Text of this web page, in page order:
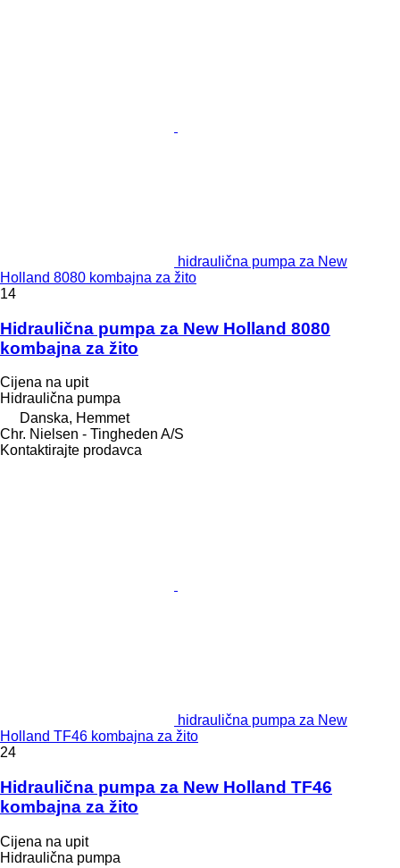
hidraulična pumpa za New
Holland 8080 kombajna za žito
14
Hidraulična pumpa za New Holland 8080
kombajna za žito
Cijena na upit
Hidraulična pumpa
Danska, Hemmet
Chr. Nielsen - Tingheden A/S
Kontaktirajte prodavca
hidraulična pumpa za New
Holland TF46 kombajna za žito
24
Hidraulična pumpa za New Holland TF46
kombajna za žito
Cijena na upit
Hidraulična pumpa